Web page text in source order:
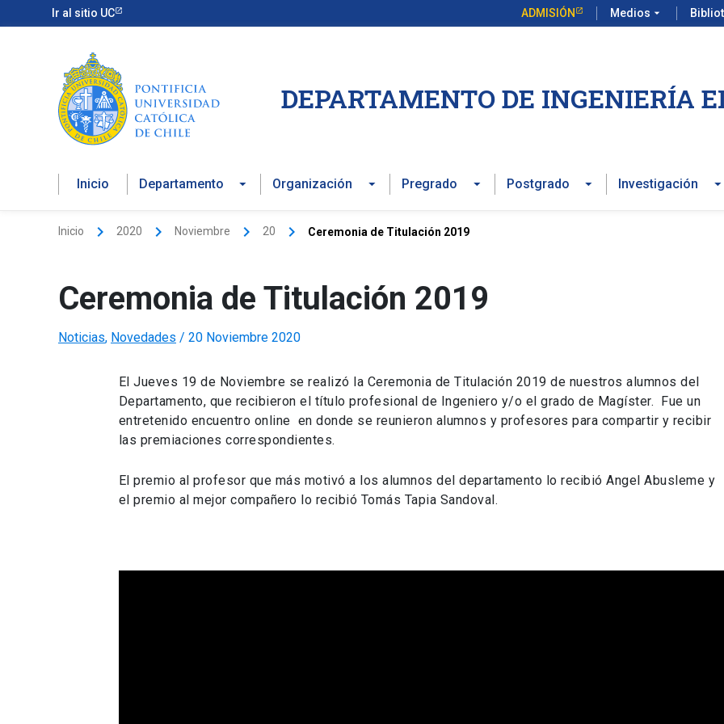
al
Ir al sitio UC ADMISIÓN Medios arrow_drop_down
DEPARTAMENTO DE INGENIERÍA
Inicio Departamento Organización Pregrado Postgrado Investigación
Inicio 2020 Noviembre 20 Ceremonia de Titulación 2019
Ceremonia de Titulación 2019
Noticias, Novedades / 20 Noviembre 2020
El Jueves 19 de Noviembre se realizó la Ceremonia de Titulación 2019 de nuestros alumnos del
Departamento, que recibieron el título profesional de Ingeniero y/o el grado de Magíster. Fue un
entretenido encuentro online en donde se reunieron alumnos y profesores para compartir y recibir
las premiaciones correspondientes.
El premio al profesor que más motivó a los alumnos del departamento lo recibió Angel Abusleme y
el premio al mejor compañero lo recibió Tomás Tapia Sandoval.